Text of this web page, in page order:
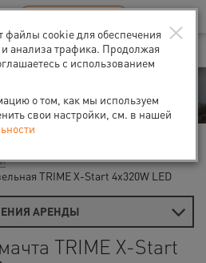
RU EN
TRIME X-Start 4x320W LED
АРЕНДЫ
TRIME X-Start
×
файлы cookie для обеспечения
анализа трафика. Продолжая
с использованием
о том, как мы используем
свои настройки, см. в нашей